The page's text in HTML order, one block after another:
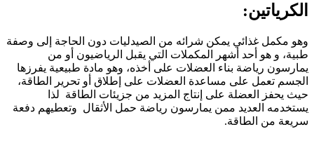
الكرياتين:
وهو مكمل غذائي يمكن شرائه من الصيدليات دون الحاجة إلى وصفة
طبية، و هو أحد أشهر المكملات التي يقبل الرياضيون أو من
يمارسون رياضة بناء العضلات على أخذه، وهو مادة طبيعية يفرزها
الجسم تعمل على مساعدة العضلات على إطلاق أو تحرير الطاقة،
حيث يحفز العضلة على إنتاج المزيد من جزيئات الطاقة لذا
يستخدمه العديد ممن يمارسون رياضة حمل الأثقال وتعطيهم دفعة
سريعة من الطاقة.